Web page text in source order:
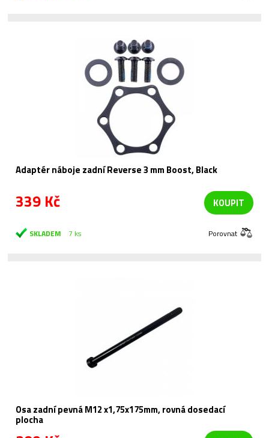
Adaptér náboje zadní Reverse 3 mm Boost, Black
339 Kč KOUPIT
SKLADEM 7 ks Porovnat
Osa zadní pevná M12 x1,75x175mm, rovná dosedací
plocha